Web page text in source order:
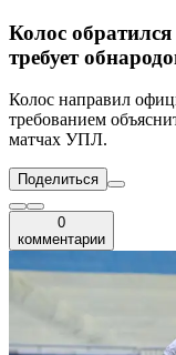
Колос
требует
Колос направил
требованием
матчах УПЛ.
Поделиться
0
комментарии